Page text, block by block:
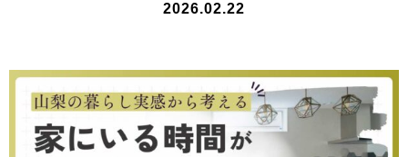
2026.02.22